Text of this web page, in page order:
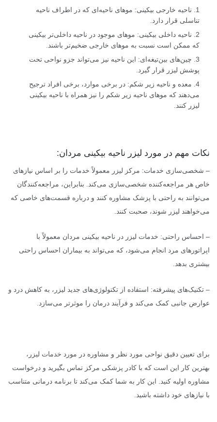
1. ناحیه خارجی بیکینی: موهای ناحیه‌ای که در اطراف ناحیه
تناسلی قرار دارد.
2. ناحیه داخلی بیکینی: موهای موجود در ناحیه داخلی‌تر بیکینی
که ممکن است نسبت به موهای خارجی ضخیم‌تر باشند.
3. چین‌های بین‌تیغه‌ای: این ناحیه نیز می‌تواند جزو نواحی تحت
پوشش لیزر قرار گیرد.
4. معده و ناحیه زیر شکم: در برخی موارد، برخی افراد ترجیح
می‌دهند که موهای ناحیه زیر شکم را نیز همراه با ناحیه بیکینی
لیزر کنند.
نکات مهم در مورد لیزر ناحیه بیکینی مردان:
– شخصی‌سازی خدمات: مرکز لیزر معمولاً خدمات را بر اساس نیازهای
خاص هر مراجعه‌کننده شخصی‌سازی می‌کند. بنابراین، مراجعه‌کنندگان
می‌توانند به راحتی با پزشک مشاوره کنند و درباره قسمت‌های خاصی که
می‌خواهند لیزر شوند، صحبت کنند.
– احساس راحتی: خدمات لیزر در ناحیه بیکینی مردان معمولاً با
اپراتورهای مرد انجام می‌شود، که می‌تواند به بیماران احساس راحتی
بیشتری بدهد.
– تکنیک‌های پیشرفته: استفاده از تکنولوژی‌های جدید لیزر، به کاهش درد و
عوارض جانبی کمک می‌کند و فرآیند درمان را موثرتر می‌سازد.
برای تعیین دقیق نواحی مورد نظر و مشاوره در مورد خدمات لیزر،
بهترین کار این است که با کادر پزشکی مرکز تماس بگیرید و درخواست
مشاوره اولیه کنید. این کار به شما کمک می‌کند تا برنامه درمانی متناسب
با نیازهای خود داشته باشید.